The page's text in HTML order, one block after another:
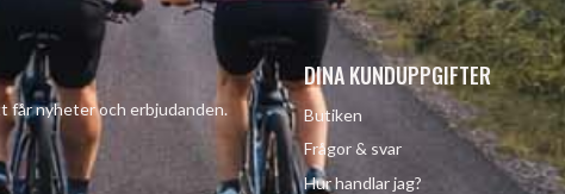
får nyheter och erbjudanden.
DINA KUNDUPPGIFTER
Butiken
Frågor & svar
Hur handlar jag?